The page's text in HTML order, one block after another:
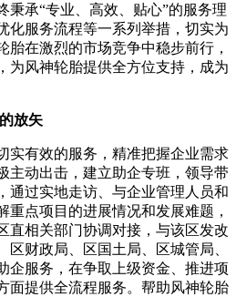
秉承“专业、高效、贴心”的服务理
化服务流程等一系列举措，切实为
胎在激烈的市场竞争中稳步前行，
为风神轮胎提供全方位支持，成为
放矢
实有效的服务，精准把握企业需求
主动出击，建立助企专班，领导带
通过实地走访、与企业管理人员和
重点项目的进展情况和发展难题，
直相关部门协调对接，与该区发改
区财政局、区国土局、区城管局、
企服务，在争取上级资金、推进项
面提供全流程服务。帮助风神轮胎